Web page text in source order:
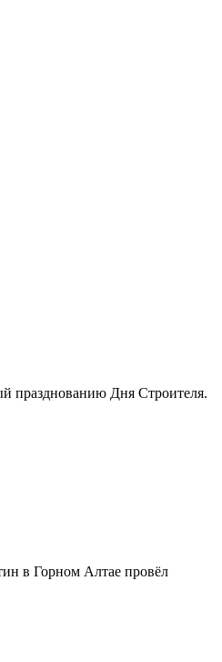
празднованию Дня Строителя.
в Горном Алтае провёл